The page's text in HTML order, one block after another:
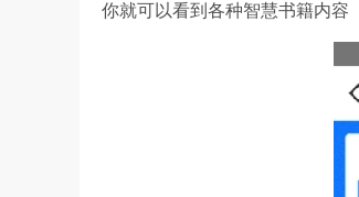
你就可以看到各种智慧书籍内容